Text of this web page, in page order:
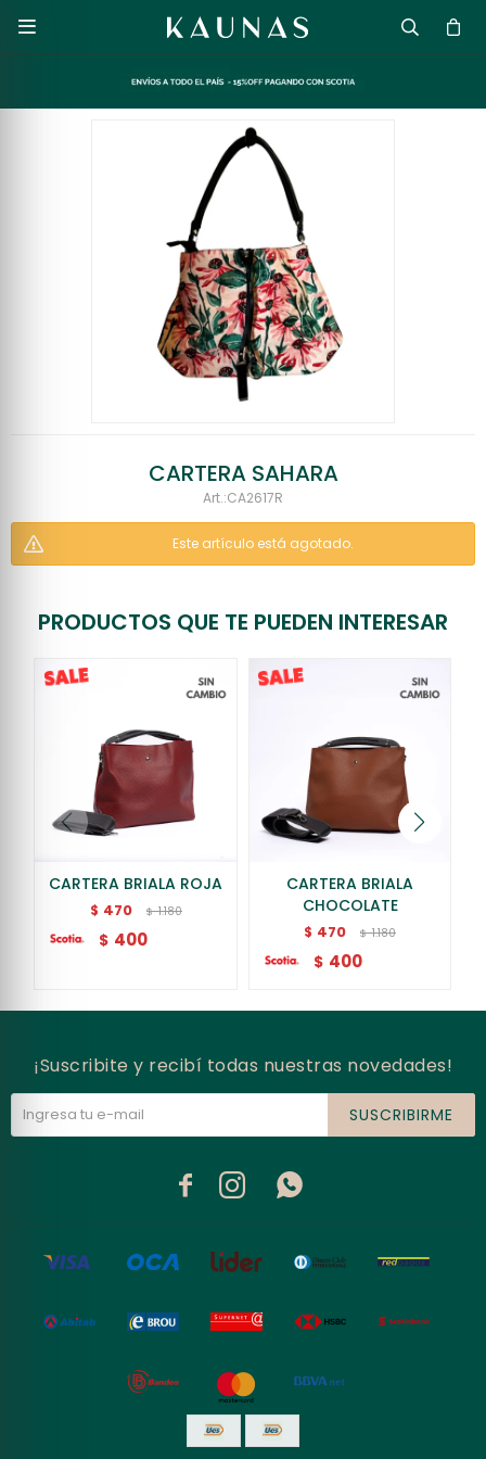

CARTERA SAHARA
CA2617R
Este artículo está agotado.
PRODUCTOS QUE TE PUEDEN INTERESAR
CARTERA BRIALA ROJA
$ 470 $ 1.180
$ 400
CARTERA BRIALA
CHOCOLATE
$ 470 $ 1.180
$ 400
¡Suscribite y recibí todas nuestras novedades!
SUSCRIBIRME
  